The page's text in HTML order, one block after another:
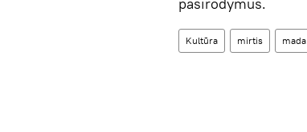
pasirodymus.
Kultūra mirtis mada